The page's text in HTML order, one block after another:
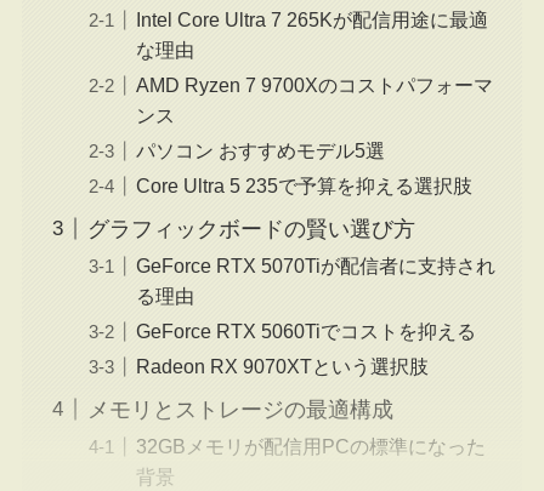
Intel Core Ultra 7 265Kが配信用途に最適
な理由
AMD Ryzen 7 9700Xのコストパフォーマ
ンス
パソコン おすすめモデル5選
Core Ultra 5 235で予算を抑える選択肢
グラフィックボードの賢い選び方
GeForce RTX 5070Tiが配信者に支持され
る理由
GeForce RTX 5060Tiでコストを抑える
Radeon RX 9070XTという選択肢
メモリとストレージの最適構成
32GBメモリが配信用PCの標準になった
背景